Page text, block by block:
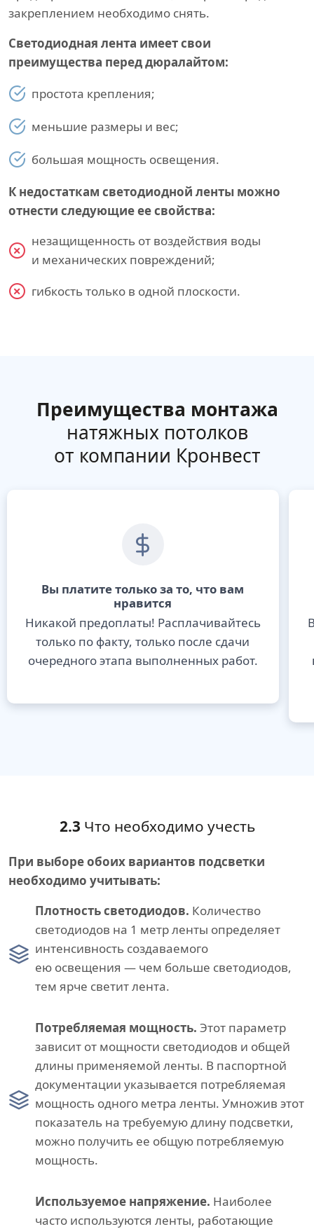
закреплением необходимо снять.
Светодиодная лента имеет свои
преимущества перед дюралайтом:
простота крепления;
меньшие размеры и вес;
большая мощность освещения.
К недостаткам светодиодной ленты можно
отнести следующие ее свойства:
незащищенность от воздействия воды
и механических повреждений;
гибкость только в одной плоскости.
Преимущества монтажа
натяжных потолков
от компании Кронвест
Вы платите только за то, что вам
нравится
Никакой предоплаты! Расплачивайтесь
только по факту, только после сдачи
очередного этапа выполненных работ.
2.3 Что необходимо учесть
При выборе обоих вариантов подсветки
необходимо учитывать:
Плотность светодиодов. Количество
светодиодов на 1 метр ленты определяет
интенсивность создаваемого
ею освещения — чем больше светодиодов,
тем ярче светит лента.
Потребляемая мощность. Этот параметр
зависит от мощности светодиодов и общей
длины применяемой ленты. В паспортной
документации указывается потребляемая
мощность одного метра ленты. Умножив этот
показатель на требуемую длину подсветки,
можно получить ее общую потребляемую
мощность.
Используемое напряжение. Наиболее
часто используются ленты, работающие